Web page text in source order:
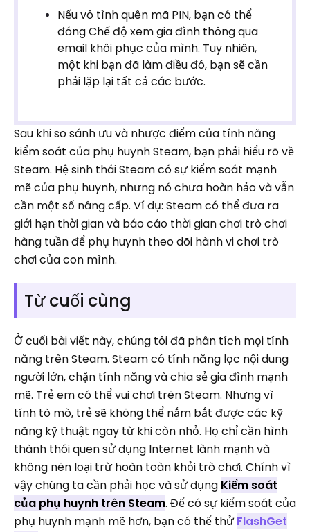
Nếu vô tình quên mã PIN, bạn có thể
đóng Chế độ xem gia đình thông qua
email khôi phục của mình. Tuy nhiên,
một khi bạn đã làm điều đó, bạn sẽ cần
phải lặp lại tất cả các bước.
Sau khi so sánh ưu và nhược điểm của tính năng
kiểm soát của phụ huynh Steam, bạn phải hiểu rõ về
Steam. Hệ sinh thái Steam có sự kiểm soát mạnh
mẽ của phụ huynh, nhưng nó chưa hoàn hảo và vẫn
cần một số nâng cấp. Ví dụ: Steam có thể đưa ra
giới hạn thời gian và báo cáo thời gian chơi trò chơi
hàng tuần để phụ huynh theo dõi hành vi chơi trò
chơi của con mình.
Từ cuối cùng
Ở cuối bài viết này, chúng tôi đã phân tích mọi tính
năng trên Steam. Steam có tính năng lọc nội dung
người lớn, chặn tính năng và chia sẻ gia đình mạnh
mẽ. Trẻ em có thể vui chơi trên Steam. Nhưng vì
tính tò mò, trẻ sẽ không thể nắm bắt được các kỹ
năng kỹ thuật ngay từ khi còn nhỏ. Họ chỉ cần hình
thành thói quen sử dụng Internet lành mạnh và
không nên loại trừ hoàn toàn khỏi trò chơi. Chính vì
vậy chúng ta cần phải học và sử dụng Kiểm soát
của phụ huynh trên Steam. Để có sự kiểm soát của
phụ huynh mạnh mẽ hơn, bạn có thể thửFlashGet